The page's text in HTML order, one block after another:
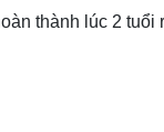
thành lúc 2